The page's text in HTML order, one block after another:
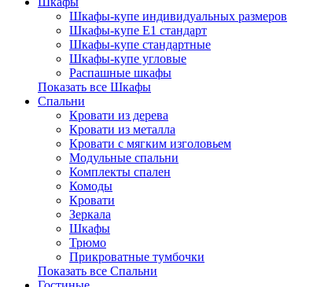
Шкафы-купе индивидуальных размеров
Шкафы-купе Е1 стандарт
Шкафы-купе стандартные
Шкафы-купе угловые
Распашные шкафы
Показать все Шкафы
Спальни
Кровати из дерева
Кровати из металла
Кровати с мягким изголовьем
Модульные спальни
Комплекты спален
Комоды
Кровати
Зеркала
Шкафы
Трюмо
Прикроватные тумбочки
Показать все Спальни